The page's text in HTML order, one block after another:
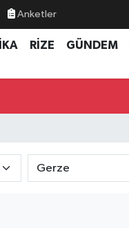
Anketler
RİZE GÜNDEM